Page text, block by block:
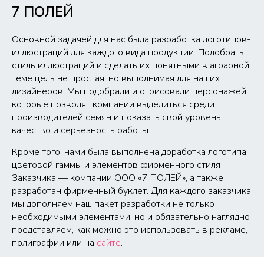
7 ПОЛЕЙ
Основной задачей для нас была разработка логотипов-
иллюстраций для каждого вида продукции. Подобрать
стиль иллюстраций и сделать их понятными в аграрной
теме цель не простая, но выполнимая для наших
дизайнеров. Мы подобрали и отрисовали персонажей,
которые позволят компании выделиться среди
производителей семян и показать свой уровень,
качество и серьезность работы.
Кроме того, нами была выполнена доработка логотипа,
цветовой гаммы и элементов фирменного стиля
Заказчика — компании ООО «7 ПОЛЕЙ», а также
разработан фирменный буклет. Для каждого заказчика
мы дополняем наш пакет разработки не только
необходимыми элементами, но и обязательно наглядно
представляем, как можно это использовать в рекламе,
полиграфии или на сайте.